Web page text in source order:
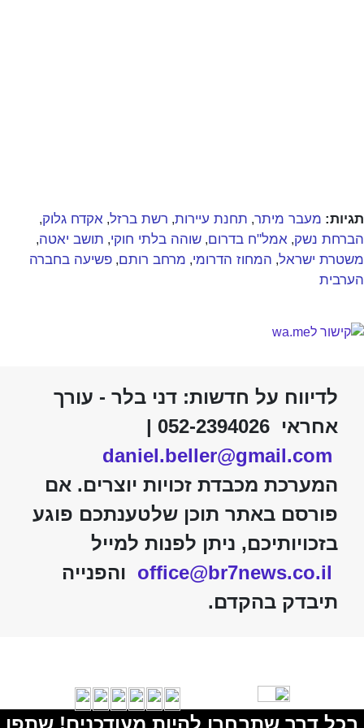
תגיות: מעבר מיתר, תחנת עיירות, רשת ברזל, אקדח גלוק,
הברחת נשק, אמל"ח בדרום, שוהה בלתי חוקי, תושב יאטה,
משטרת ישראל, המחוז הדרומי, מרחב רותם, פשיעה בחברה
הערבית
לדיווח על חדשות: דני בלר - עורך
אחראי 052-2394026 |
daniel.beller@gmail.com
המערכת מכבדת זכויות יוצרים. אם
פורסם באתר תוכן שלטענתכם פוגע
בזכויותיכם, ניתן לפנות למייל
office@br7news.co.il והפנייה
תיבדק בהקדם.
בכל דרך שתבחרו להיות מעודכנים! שתפו